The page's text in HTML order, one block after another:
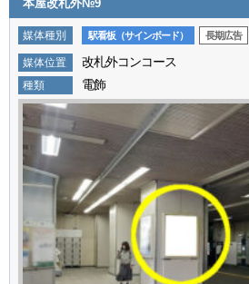
本屋改札外№9
媒体種別 駅看板（サインボード） 長期広告
媒体位置 改札外コンコース
種類 電飾